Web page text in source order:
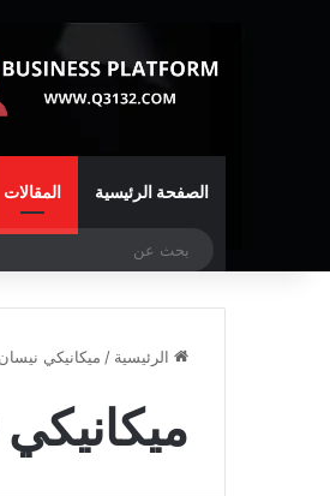
الصفحة الرئيسية المقالات
الرئيسية / ميكانيكي